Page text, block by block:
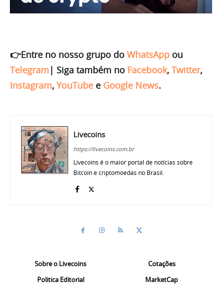
👉Entre no nosso grupo do WhatsApp ou
Telegram | Siga também no Facebook, Twitter,
Instagram, YouTube e Google News.
Livecoins
https://livecoins.com.br
Livecoins é o maior portal de notícias sobre
Bitcoin e criptomoedas no Brasil.
Sobre o Livecoins
Politica Editorial
Cotações
MarketCap